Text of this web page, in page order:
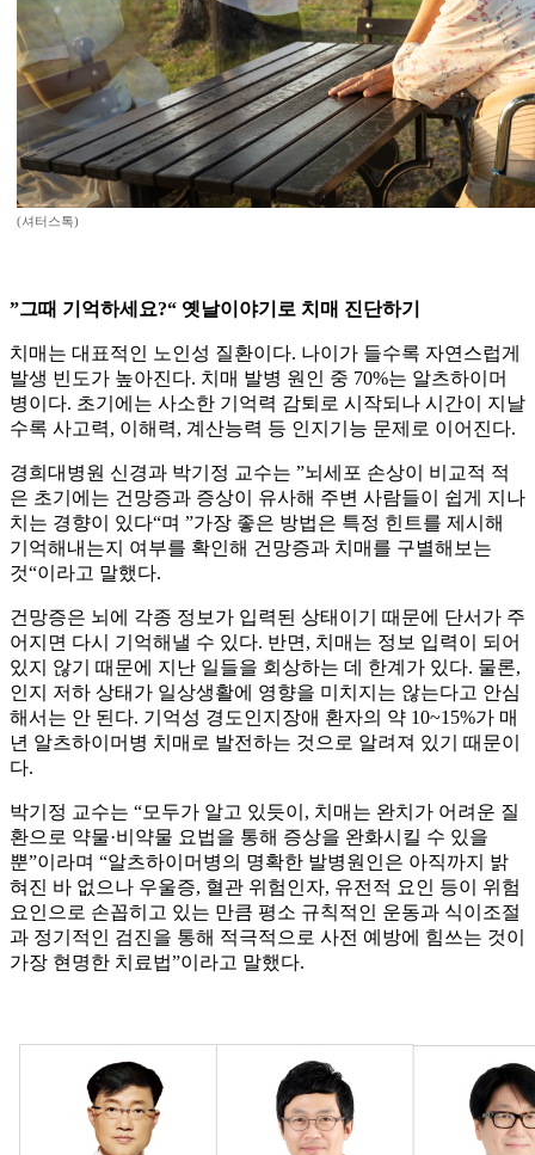
(셔터스톡)
”그때 기억하세요?“ 옛날이야기로 치매 진단하기
치매는 대표적인 노인성 질환이다. 나이가 들수록 자연스럽게
발생 빈도가 높아진다. 치매 발병 원인 중 70%는 알츠하이머
병이다. 초기에는 사소한 기억력 감퇴로 시작되나 시간이 지날
수록 사고력, 이해력, 계산능력 등 인지기능 문제로 이어진다.
경희대병원 신경과 박기정 교수는 ”뇌세포 손상이 비교적 적
은 초기에는 건망증과 증상이 유사해 주변 사람들이 쉽게 지나
치는 경향이 있다“며 ”가장 좋은 방법은 특정 힌트를 제시해
기억해내는지 여부를 확인해 건망증과 치매를 구별해보는
것“이라고 말했다.
건망증은 뇌에 각종 정보가 입력된 상태이기 때문에 단서가 주
어지면 다시 기억해낼 수 있다. 반면, 치매는 정보 입력이 되어
있지 않기 때문에 지난 일들을 회상하는 데 한계가 있다. 물론,
인지 저하 상태가 일상생활에 영향을 미치지는 않는다고 안심
해서는 안 된다. 기억성 경도인지장애 환자의 약 10~15%가 매
년 알츠하이머병 치매로 발전하는 것으로 알려져 있기 때문이
다.
박기정 교수는 “모두가 알고 있듯이, 치매는 완치가 어려운 질
환으로 약물·비약물 요법을 통해 증상을 완화시킬 수 있을
뿐”이라며 “알츠하이머병의 명확한 발병원인은 아직까지 밝
혀진 바 없으나 우울증, 혈관 위험인자, 유전적 요인 등이 위험
요인으로 손꼽히고 있는 만큼 평소 규칙적인 운동과 식이조절
과 정기적인 검진을 통해 적극적으로 사전 예방에 힘쓰는 것이
가장 현명한 치료법”이라고 말했다.